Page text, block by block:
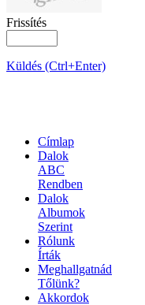
Frissítés
Küldés (Ctrl+Enter)
Címlap
Dalok
ABC
Rendben
Dalok
Albumok
Szerint
Rólunk
Írták
Meghallgatnád
Tőlünk?
Akkordok